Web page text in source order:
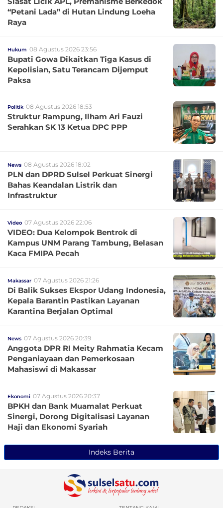
“Petani Lada” di Hutan Lindung Loeha
Raya
Hukum 08 Agustus 2026 23:56
Bupati Gowa Dikaitkan Tiga Kasus di
Kepolisian, Satu Terancam Dijemput
Paksa
Politik 08 Agustus 2026 18:53
Struktur Rampung, Ilham Ari Fauzi
Serahkan SK 13 Ketua DPC PPP
News 08 Agustus 2026 18:02
PLN dan DPRD Sulsel Perkuat Sinergi
Bahas Keandalan Listrik dan
Infrastruktur
Video 07 Agustus 2026 22:06
VIDEO: Dua Kelompok Bentrok di
Kampus UNM Parang Tambung, Belasan
Kaca FMIPA Pecah
Makassar 07 Agustus 2026 21:26
Di Balik Sukses Ekspor Udang Indonesia,
Kepala Barantin Pastikan Layanan
Karantina Berjalan Optimal
News 07 Agustus 2026 20:39
Anggota DPR RI Meity Rahmatia Kecam
Penganiayaan dan Pemerkosaan
Mahasiswi di Makassar
Ekonomi 07 Agustus 2026 20:37
BPKH dan Bank Muamalat Perkuat
Sinergi, Dorong Digitalisasi Layanan
Haji dan Ekonomi Syariah
Indeks Berita